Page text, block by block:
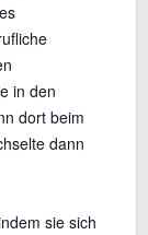
in den
dort beim
dann
sie sich